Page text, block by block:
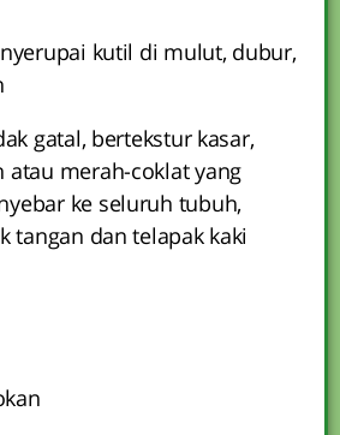
kutil di mulut, dubur,
gatal, bertekstur kasar,
atau merah-coklat yang
ke seluruh tubuh,
tangan dan telapak kaki